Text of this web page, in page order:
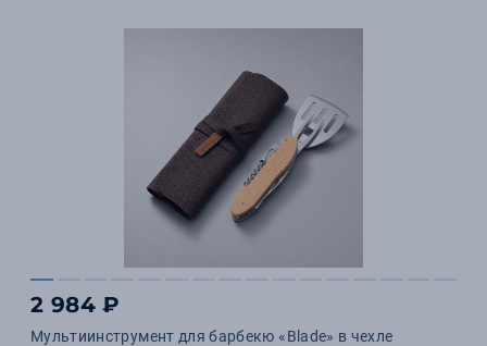
2 984 ₽
Мультиинструмент для барбекю «Blade» в чехле